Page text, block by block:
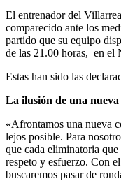
El entrenador del
comparecido ante los
partido que su equipo
de las 21.00 horas, en el
Estas han sido las
La ilusión de una
«Afrontamos una nueva
lejos posible. Para
que cada eliminatoria
respeto y esfuerzo. Con
buscaremos pasar de